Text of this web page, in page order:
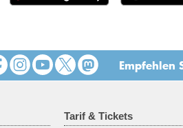
Empfehlen
Tarif & Tickets